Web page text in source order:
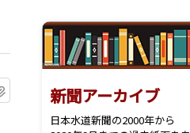
マイクリップに追加
新聞アーカイブ
日本水道新聞の2000年から